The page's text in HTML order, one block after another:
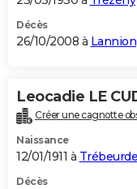
Décès
26/10/2008 à Lannion
Leocadie LE
Créer une cagnotte
Naissance
12/01/1911 à
Décès